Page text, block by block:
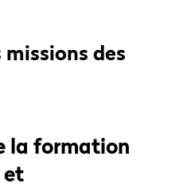
des
la formation
et